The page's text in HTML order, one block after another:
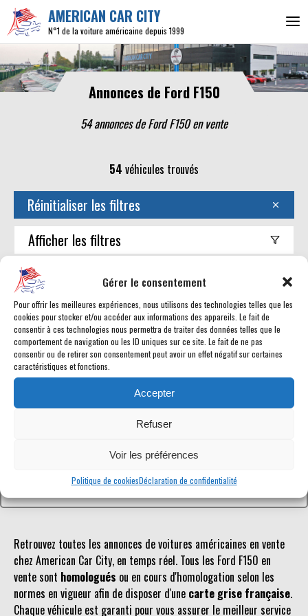
Gérer le consentement
Pour offrir les meilleures expériences, nous utilisons des technologies telles que les
cookies pour stocker et/ou accéder aux informations des appareils. Le fait de
consentir à ces technologies nous permettra de traiter des données telles que le
comportement de navigation ou les ID uniques sur ce site. Le fait de ne pas
consentir ou de retirer son consentement peut avoir un effet négatif sur certaines
caractéristiques et fonctions.
Accepter
Refuser
Voir les préférences
Politique de cookiesDéclaration de confidentialité
AMERICAN CAR CITY
N°1 de la voiture américaine depuis 1999
Annonces de Ford F150
54 annonces de Ford F150 en vente
Retrouvez toutes les annonces de voitures américaines en vente
chez American Car City, en temps réel. Tous les Ford F150 en
vente sont homologués ou en cours d'homologation selon les
normes en vigueur afin de disposer d'une carte grise française.
Chaque véhicule est garanti pour vous assurer le meilleur service
54 véhicules trouvés
Réinitialiser les filtres
Afficher les filtres
Trouver mon américaine
Référence inconnue
Le véhicule recherché n'est pas ou plus référencé.
Retourner à la liste des véhicules en stock